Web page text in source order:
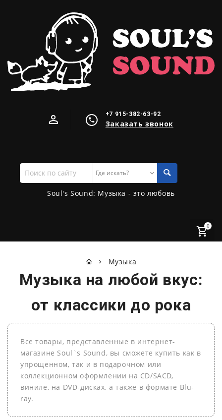
+7 915-382-63-92
Заказать звонок
Поиск
по
сайту
Soul's Sound: Музыка - это любовь
0
Музыка
Музыка на любой вкус:
от классики до рока
Все товары, представленные в интернет-
магазине Soul`s Sound, вы сможете купить как в
упрощенном, так и в подарочном или
коллекционном оформлении на СD/SACD,
виниле, на DVD-дисках, а также в формате Blu-
ray.